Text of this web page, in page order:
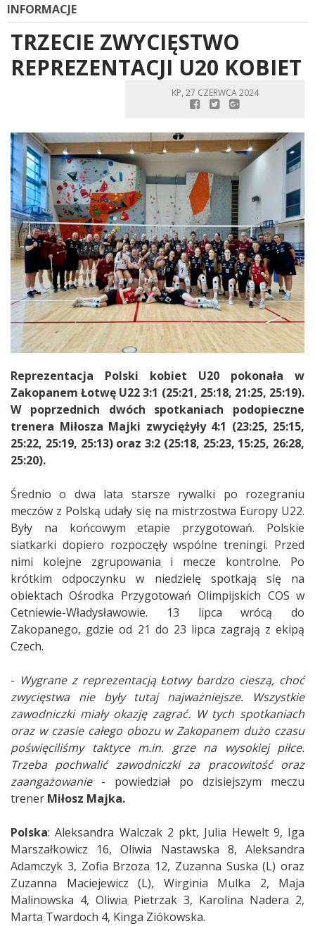
INFORMACJE
TRZECIE ZWYCIĘSTWO
REPREZENTACJI U20 KOBIET
KP, 27 CZERWCA 2024
Reprezentacja Polski kobiet U20 pokonała w
Zakopanem Łotwę U22 3:1 (25:21, 25:18, 21:25, 25:19).
W poprzednich dwóch spotkaniach podopieczne
trenera Miłosza Majki zwyciężyły 4:1 (23:25, 25:15,
25:22, 25:19, 25:13) oraz 3:2 (25:18, 25:23, 15:25, 26:28,
25:20).
Średnio o dwa lata starsze rywalki po rozegraniu
meczów z Polską udały się na mistrzostwa Europy U22.
Były na końcowym etapie przygotowań. Polskie
siatkarki dopiero rozpoczęły wspólne treningi. Przed
nimi kolejne zgrupowania i mecze kontrolne. Po
krótkim odpoczynku w niedzielę spotkają się na
obiektach Ośrodka Przygotowań Olimpijskich COS w
Cetniewie-Władysławowie. 13 lipca wrócą do
Zakopanego, gdzie od 21 do 23 lipca zagrają z ekipą
Czech.
- Wygrane z reprezentacją Łotwy bardzo cieszą, choć
zwycięstwa nie były tutaj najważniejsze. Wszystkie
zawodniczki miały okazję zagrać. W tych spotkaniach
oraz w czasie całego obozu w Zakopanem dużo czasu
poświęciliśmy taktyce m.in. grze na wysokiej piłce.
Trzeba pochwalić zawodniczki za pracowitość oraz
zaangażowanie- powiedział po dzisiejszym meczu
trener Miłosz Majka.
Polska: Aleksandra Walczak 2 pkt, Julia Hewelt 9, Iga
Marszałkowicz 16, Oliwia Nastawska 8, Aleksandra
Adamczyk 3, Zofia Brzoza 12, Zuzanna Suska (L) oraz
Zuzanna Maciejewicz (L), Wirginia Mulka 2, Maja
Malinowska 4, Oliwia Pietrzak 3, Karolina Nadera 2,
Marta Twardoch 4, Kinga Ziókowska.